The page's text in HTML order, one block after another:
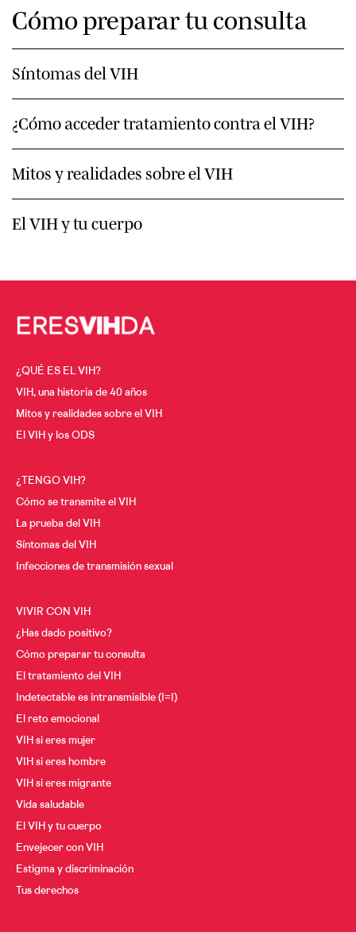
Cómo preparar tu consulta
Síntomas del VIH
¿Cómo acceder tratamiento contra el VIH?
Mitos y realidades sobre el VIH
El VIH y tu cuerpo
¿QUÉ ES EL VIH?
VIH, una historia de 40 años
Mitos y realidades sobre el VIH
El VIH y los ODS
¿TENGO VIH?
Cómo se transmite el VIH
La prueba del VIH
Síntomas del VIH
Infecciones de transmisión sexual
VIVIR CON VIH
¿Has dado positivo?
Cómo preparar tu consulta
El tratamiento del VIH
Indetectable es intransmisible (I=I)
El reto emocional
VIH si eres mujer
VIH si eres hombre
VIH si eres migrante
Vida saludable
El VIH y tu cuerpo
Envejecer con VIH
Estigma y discriminación
Tus derechos